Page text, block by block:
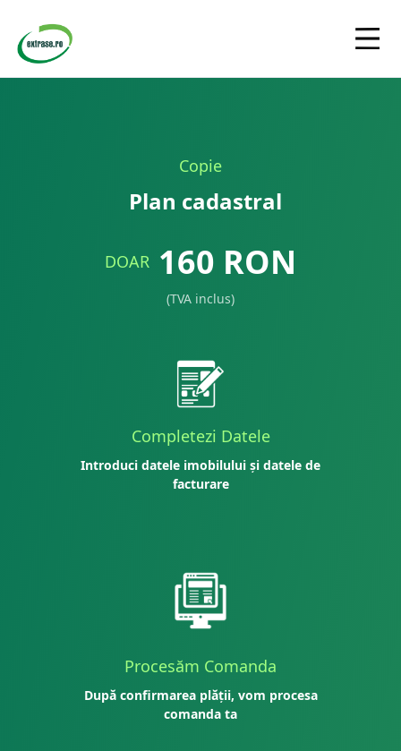
Copie
Plan cadastral
DOAR 160 RON
(TVA inclus)
Completezi Datele
Introduci datele imobilului și datele de
facturare
Procesăm Comanda
După confirmarea plății, vom procesa
comanda ta